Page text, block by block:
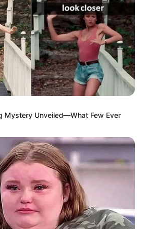
a integrar a lista de produtos e
pelo Imposto Seletivo (IS) —
do pecado" — no novo regime de
sobre o consumo.
foi incluído na última versão do
Mystery Unveiled—What Few Ever